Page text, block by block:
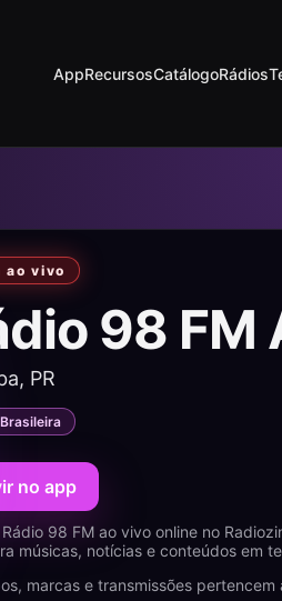
AppRecursosCatálogoRádios
ao vivo
98 FM
PR
no app
98 FM ao vivo online no
músicas, notícias e conteúdos em
marcas e transmissões